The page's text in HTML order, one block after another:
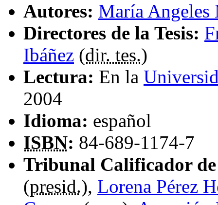
Autores: María Angeles
Directores de la Tesis:
Ibáñez (dir. tes.)
Lectura: En la
2004
Idioma: español
ISBN: 84-689-1174-7
Tribunal Calificador de
(presid.), Lorena Pérez